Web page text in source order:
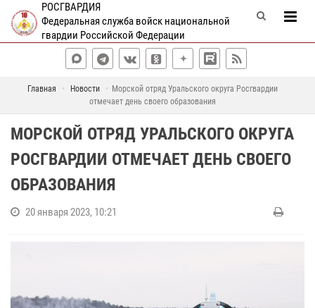
РОСГВАРДИЯ
Федеральная служба войск национальной
гвардии Российской Федерации
Главная Новости
Морской отряд Уральского округа Росгвардии
отмечает день своего образования
МОРСКОЙ ОТРЯД УРАЛЬСКОГО ОКРУГА
РОСГВАРДИИ ОТМЕЧАЕТ ДЕНЬ СВОЕГО
ОБРАЗОВАНИЯ
20 января 2023, 10:21